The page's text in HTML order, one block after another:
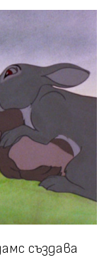
създава